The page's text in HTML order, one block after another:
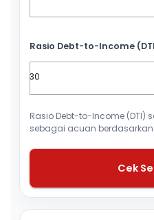
Rasio Debt-to-Income
Rasio Debt-to-Income (DTI)
sebagai acuan
Cek